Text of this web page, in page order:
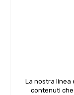
La nostra linea
contenuti